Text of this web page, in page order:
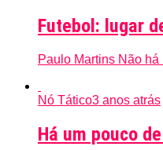
Futebol: lugar
Paulo Martins Não
Nó Tático3 anos atrás
Há um pouco